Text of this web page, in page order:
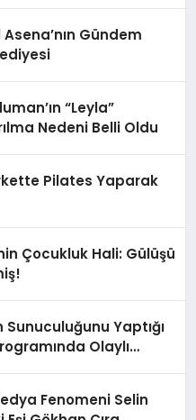
Gündem
“Leyla”
Nedeni Belli Oldu
Pilates Yaparak
Çocukluk Hali: Gülüşü
Sunuculuğunu Yaptığı
Olaylı
Fenomeni Selin